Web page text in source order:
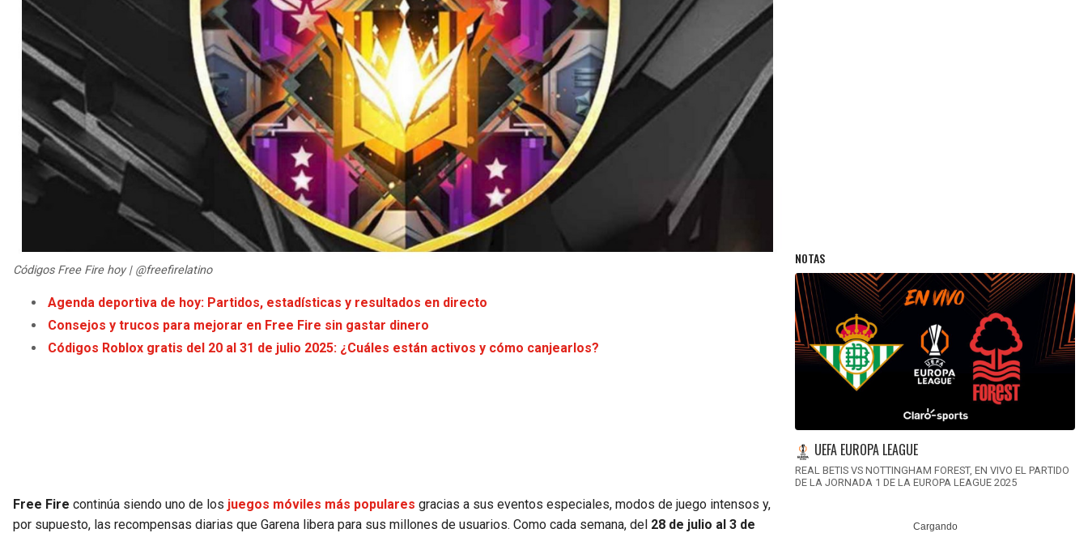
Códigos Free Fire hoy | @freefirelatino
Agenda deportiva de hoy: Partidos, estadísticas y resultados en directo
Consejos y trucos para mejorar en Free Fire sin gastar dinero
Códigos Roblox gratis del 20 al 31 de julio 2025: ¿Cuáles están activos y cómo canjearlos?
Free Fire continúa siendo uno de los juegos móviles más populares gracias a sus eventos especiales, modos de juego intensos y,
por supuesto, las recompensas diarias que Garena libera para sus millones de usuarios. Como cada semana, del 28 de julio al 3 de
NOTAS
UEFA EUROPA LEAGUE
REAL BETIS VS NOTTINGHAM FOREST, EN VIVO EL PARTIDO
DE LA JORNADA 1 DE LA EUROPA LEAGUE 2025